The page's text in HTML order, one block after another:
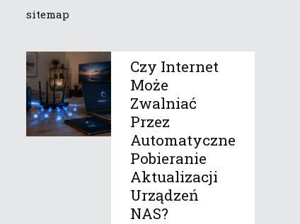
sitemap
Czy Internet
Może
Zwalniać
Przez
Automatyczne
Pobieranie
Aktualizacji
Urządzeń
NAS?